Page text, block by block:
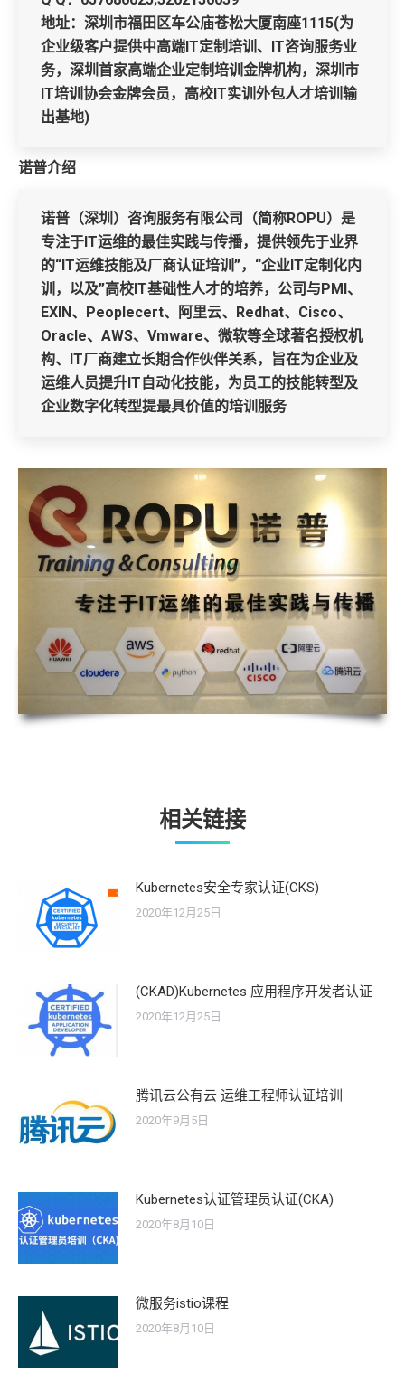
地址：深圳市福田区车公庙苍松大厦南座1115(为
企业级客户提供中高端IT定制培训、IT咨询服务业
务，深圳首家高端企业定制培训金牌机构，深圳市
IT培训协会金牌会员，高校IT实训外包人才培训输
出基地)
诺普介绍
诺普（深圳）咨询服务有限公司（简称ROPU）是
专注于IT运维的最佳实践与传播，提供领先于业界
的“IT运维技能及厂商认证培训”，“企业IT定制化内
训，以及”高校IT基础性人才的培养，公司与PMI、
EXIN、Peoplecert、阿里云、Redhat、Cisco、
Oracle、AWS、Vmware、微软等全球著名授权机
构、IT厂商建立长期合作伙伴关系，旨在为企业及
运维人员提升IT自动化技能，为员工的技能转型及
企业数字化转型提最具价值的培训服务
相关链接
Kubernetes安全专家认证(CKS)
2020年12月25日
(CKAD)Kubernetes 应用程序开发者认证
2020年12月25日
腾讯云公有云 运维工程师认证培训
2020年9月5日
Kubernetes认证管理员认证(CKA)
2020年8月10日
微服务istio课程
2020年8月10日